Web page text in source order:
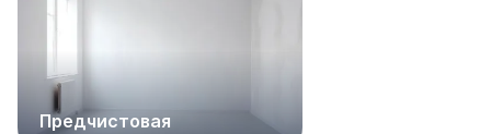
Предчистовая